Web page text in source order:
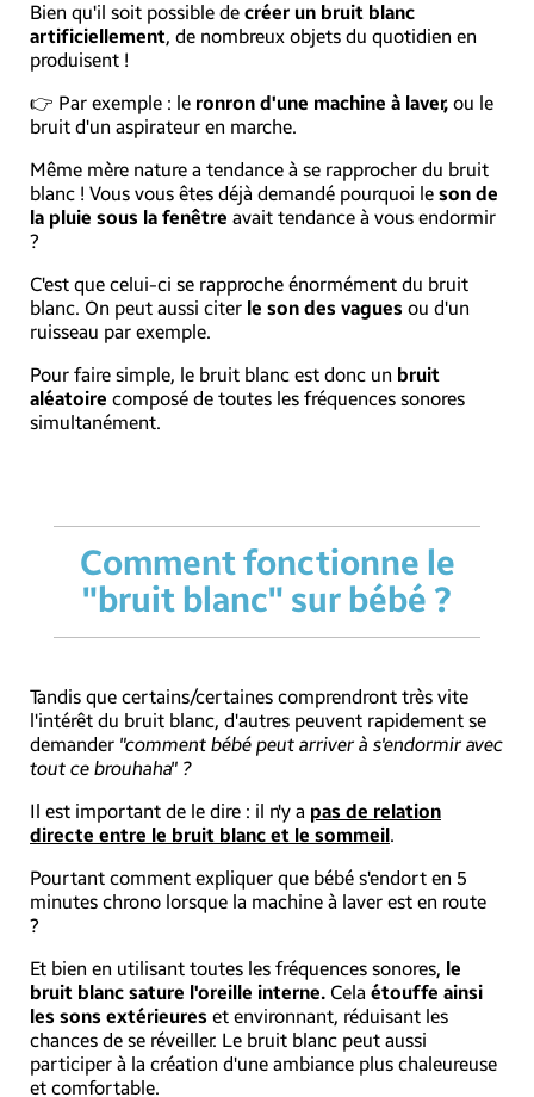
Bien qu'il soit possible de créer un bruit blanc
artificiellement, de nombreux objets du quotidien en
produisent !
👉 Par exemple : le ronron d'une machine à laver, ou le
bruit d'un aspirateur en marche.
Même mère nature a tendance à se rapprocher du bruit
blanc ! Vous vous êtes déjà demandé pourquoi le son de
la pluie sous la fenêtre avait tendance à vous endormir
?
C'est que celui-ci se rapproche énormément du bruit
blanc. On peut aussi citer le son des vagues ou d'un
ruisseau par exemple.
Pour faire simple, le bruit blanc est donc un bruit
aléatoire composé de toutes les fréquences sonores
simultanément.
Comment fonctionne le
"bruit blanc" sur bébé ?
Tandis que certains/certaines comprendront très vite
l'intérêt du bruit blanc, d'autres peuvent rapidement se
demander "comment bébé peut arriver à s'endormir avec
tout ce brouhaha" ?
Il est important de le dire : il n'y a pas de relation
directe entre le bruit blanc et le sommeil.
Pourtant comment expliquer que bébé s'endort en 5
minutes chrono lorsque la machine à laver est en route
?
Et bien en utilisant toutes les fréquences sonores, le
bruit blanc sature l'oreille interne. Cela étouffe ainsi
les sons extérieures et environnant, réduisant les
chances de se réveiller. Le bruit blanc peut aussi
participer à la création d'une ambiance plus chaleureuse
et comfortable.